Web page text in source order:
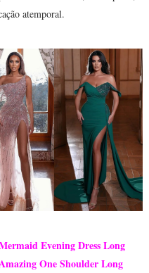
atemporal.
Evening Dress Long
One Shoulder Long